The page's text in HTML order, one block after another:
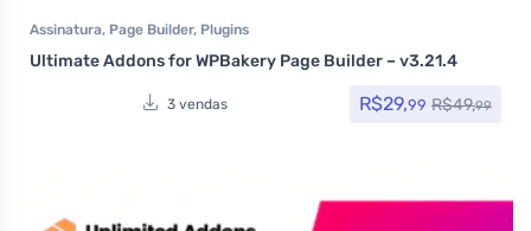
Assinatura, Page Builder, Plugins
Ultimate Addons for WPBakery Page Builder – v3.21.4
3 vendas R$29,99 R$49,99